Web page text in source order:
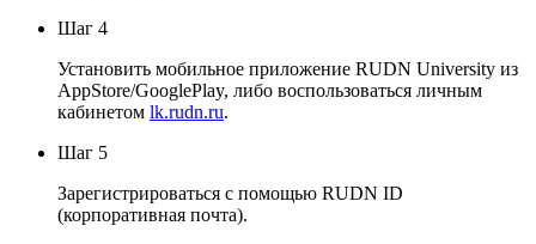
Шаг 4
Установить мобильное приложение RUDN University из
AppStore/GooglePlay, либо воспользоваться личным
кабинетом lk.rudn.ru.
Шаг 5
Зарегистрироваться с помощью RUDN ID
(корпоративная почта).